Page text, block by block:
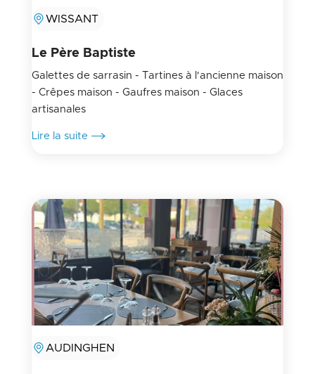
WISSANT
Le Père Baptiste
Galettes de sarrasin - Tartines à l'ancienne maison
- Crêpes maison - Gaufres maison - Glaces
artisanales
Lire la suite
AUDINGHEN